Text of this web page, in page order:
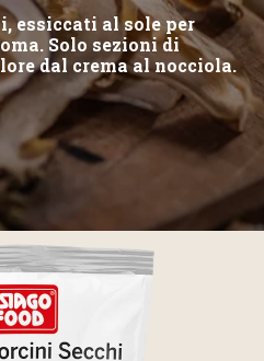
essiccati al sole per
Solo sezioni di
dal crema al nocciola.